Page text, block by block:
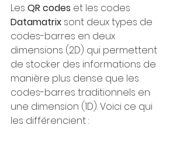
Les QR codes et les codes
Datamatrix sont deux types de
codes-barres en deux
dimensions (2D) qui permettent
de stocker des informations de
manière plus dense que les
codes-barres traditionnels en
une dimension (1D). Voici ce qui
les différencient :